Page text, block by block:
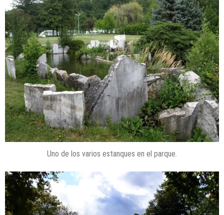
Uno de los varios estanques en el parque.